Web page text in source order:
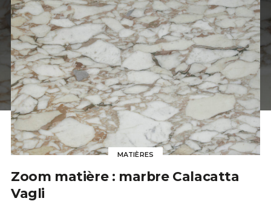
MATIÈRES
Zoom matière : marbre Calacatta
Vagli